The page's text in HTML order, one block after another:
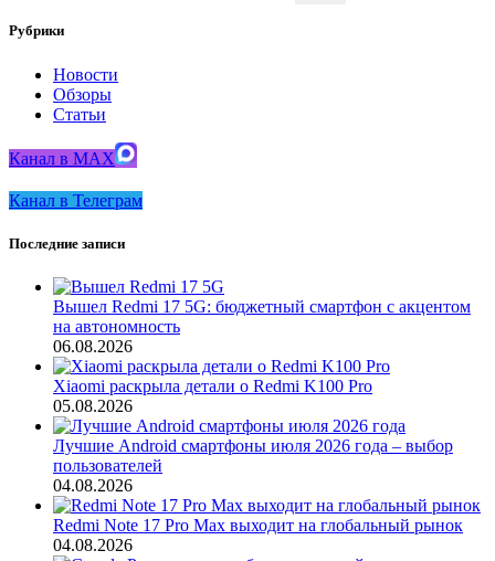
Рубрики
Новости
Обзоры
Статьи
Канал в MAX
Канал в Телеграм
Последние записи
Вышел Redmi 17 5G: бюджетный смартфон с акцентом
на автономность
06.08.2026
Xiaomi раскрыла детали о Redmi K100 Pro
05.08.2026
Лучшие Android смартфоны июля 2026 года – выбор
пользователей
04.08.2026
Redmi Note 17 Pro Max выходит на глобальный рынок
04.08.2026